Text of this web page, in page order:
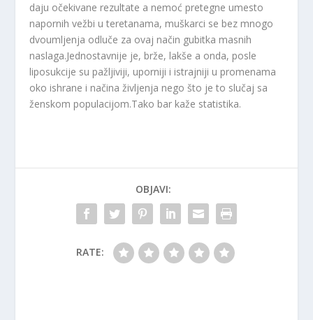
daju očekivane rezultate a nemoć pretegne umesto
napornih vežbi u teretanama, muškarci se bez mnogo
dvoumljenja odluče za ovaj način gubitka masnih
naslaga.Jednostavnije je, brže, lakše a onda, posle
liposukcije su pažljiviji, uporniji i istrajniji u promenama
oko ishrane i načina življenja nego što je to slučaj sa
ženskom populacijom.Tako bar kaže statistika.
OBJAVI:
RATE: